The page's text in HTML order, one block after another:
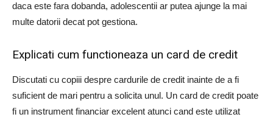
daca este fara dobanda, adolescentii ar putea ajunge la mai
multe datorii decat pot gestiona.
Explicati cum functioneaza un card de credit
Discutati cu copiii despre cardurile de credit inainte de a fi
suficient de mari pentru a solicita unul. Un card de credit poate
fi un instrument financiar excelent atunci cand este utilizat